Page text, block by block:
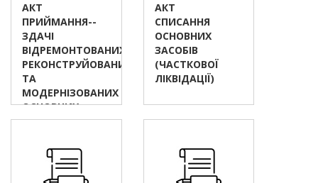
АКТ
ПРИЙМАННЯ-­
ЗДАЧІ
ВІДРЕМОНТОВАНИХ,
РЕКОНСТРУЙОВАНИХ
ТА
МОДЕРНІЗОВАНИХ
ОСНОВНИХ
ЗАСОБІВ
АКТ
СПИСАННЯ
ОСНОВНИХ
ЗАСОБІВ
(ЧАСТКОВОЇ
ЛІКВІДАЦІЇ)